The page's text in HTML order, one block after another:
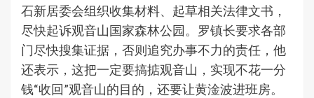
石新居委会组织收集材料、起草相关法律文书，
尽快起诉观音山国家森林公园。罗镇长要求各部
门尽快搜集证据，否则追究办事不力的责任，他
还表示，这把一定要搞掂观音山，实现不花一分
钱“收回”观音山的目的，还要让黄淦波进班房。